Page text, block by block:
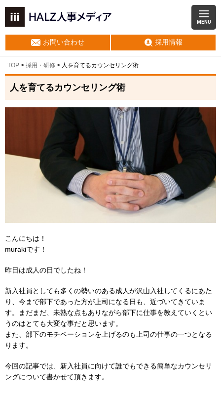
MENU
お問い合わせ 採用情報
TOP > 採用・研修 > 人を育てるカウンセリング術
人を育てるカウンセリング術
こんにちは！
murakiです！
昨日は成人の日でしたね！
新入社員としても多くの勢いのある成人が沢山入社してくるにあた
り、今まで部下であった方が上司になる日も、近づいてきていま
す。まだまだ、未熟な点もありながら部下に仕事を教えていくとい
うのはとても大変な事だと思います。
また、部下のモチベーションを上げるのも上司の仕事の一つとなる
ります。
今回の記事では、新入社員に向けて誰でもできる簡単なカウンセリ
ングについて書かせて頂きます。